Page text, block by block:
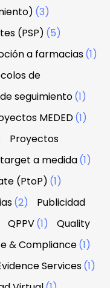
(3)
(PSP) (5)
a farmacias(1)
de
seguimiento(1)
MEDED(1)
Proyectos
a medida(1)
(PtoP) (1)
(2)
Publicidad
QPPV(1)
Quality
& Compliance(1)
Services(1)